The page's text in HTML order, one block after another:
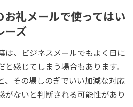
お礼メールで使ってはい
ーズ
は、ビジネスメールでもよく目に
感じてしまう場合もあります。
、その場しのぎでいい加減な対応
がないと判断される可能性があり